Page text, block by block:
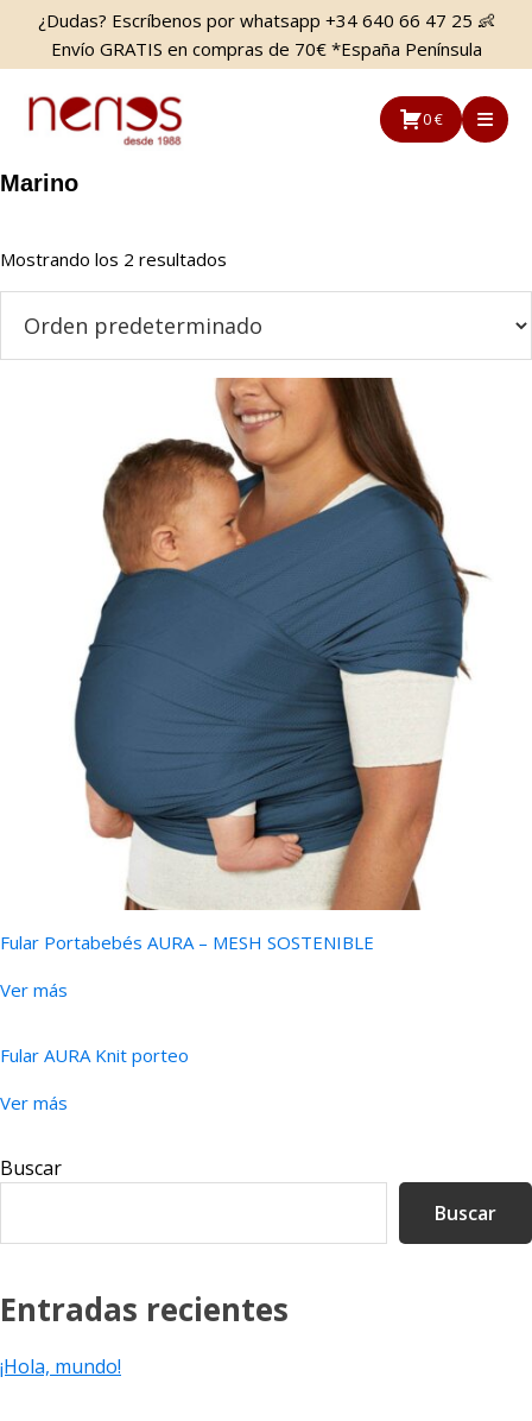
Saltar
contenido
principal
Saltar
la
barra
lateral
¿Dudas? Escríbenos por whatsapp +34 640 66 47 25 👶
Envío GRATIS en compras de 70€ *España Península
0 €
Marino
Mostrando los 2 resultados
Fular Portabebés AURA – MESH SOSTENIBLE
Ver más
Fular AURA Knit porteo
Ver más
Barra
principal
Buscar
Buscar
Entradas recientes
¡Hola, mundo!